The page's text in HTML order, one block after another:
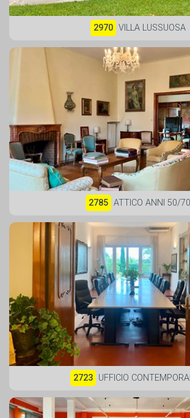
2970 VILLA LUSSUOSA
2785 ATTICO ANNI 50/70
2723 UFFICIO